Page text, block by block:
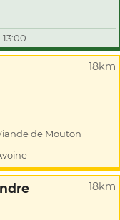
18km
de Mouton
18km